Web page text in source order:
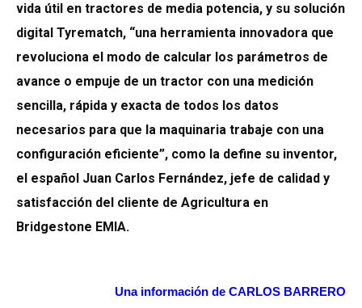
vida útil en tractores de media potencia, y su solución
digital Tyrematch, “una herramienta innovadora que
revoluciona el modo de calcular los parámetros de
avance o empuje de un tractor con una medición
sencilla, rápida y exacta de todos los datos
necesarios para que la maquinaria trabaje con una
configuración eficiente”, como la define su inventor,
el español Juan Carlos Fernández, jefe de calidad y
satisfacción del cliente de Agricultura en
Bridgestone EMIA.
Una información de CARLOS BARRERO